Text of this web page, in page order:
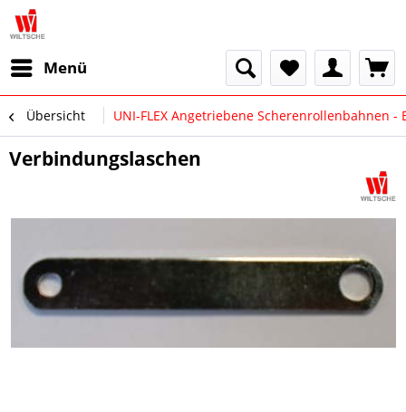
Menü
Übersicht UNI-FLEX Angetriebene Scherenrollenbahnen -
Verbindungslaschen